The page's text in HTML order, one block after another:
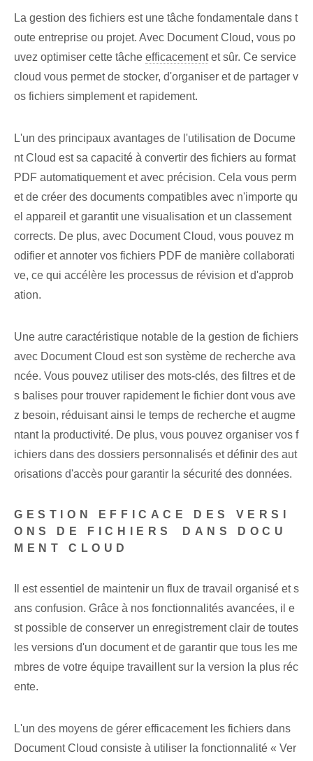
La gestion des fichiers est une tâche fondamentale dans t
oute entreprise ou projet. Avec Document Cloud, vous po
uvez optimiser cette tâche efficacementet sûr. Ce service
cloud vous permet de stocker, d'organiser et de partager v
os fichiers⁤ simplement et rapidement.
L'un des principaux avantages de l'utilisation de Docume
nt Cloud est sa capacité à convertir des fichiers au format
PDF automatiquement et avec précision. Cela⁤ vous perm
et de créer des documents compatibles avec n'importe qu
el ⁣appareil et garantit⁤ une visualisation et un ⁤classement
corrects. De plus, avec Document Cloud, vous pouvez m
odifier et annoter vos fichiers PDF de manière collaborati
ve, ce qui accélère les processus de révision et d'approb
ation.
Une autre caractéristique notable de la gestion de fichiers
avec Document Cloud est son système de recherche ava
ncée. Vous pouvez utiliser des mots-clés, des filtres et de
s balises pour trouver rapidement le fichier dont vous ave
z besoin, réduisant ainsi le temps de recherche et augme
ntant la productivité. De plus, vous pouvez organiser vos f
ichiers dans des dossiers personnalisés et définir des aut
orisations d'accès pour garantir la sécurité des données.
GESTION EFFICACE DES VERSI
ONS DE FICHIERS⁢ DANS DOCU
MENT CLOUD
Il est essentiel de maintenir un flux de travail organisé et s
ans confusion. Grâce à nos fonctionnalités avancées, il e
st possible de conserver un enregistrement clair de toutes
les versions d'un document et de garantir que tous les me
mbres de votre équipe travaillent sur la version la plus réc
ente. ⁣
L'un des moyens de gérer efficacement les fichiers dans
Document Cloud consiste à utiliser la fonctionnalité « Ver